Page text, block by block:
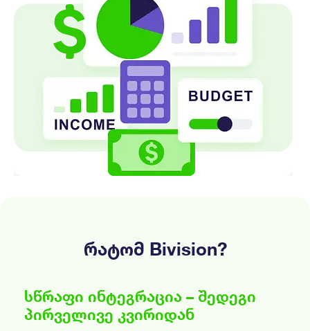
რატომ Bivision?
სწრაფი ინტეგრაცია – შედეგი
პირველივე კვირიდან